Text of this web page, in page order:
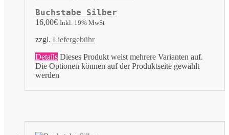
Buchstabe Silber
16,00€ Inkl. 19% MwSt
zzgl. Liefergebühr
Details Dieses Produkt weist mehrere Varianten auf.
Die Optionen können auf der Produktseite gewählt
werden